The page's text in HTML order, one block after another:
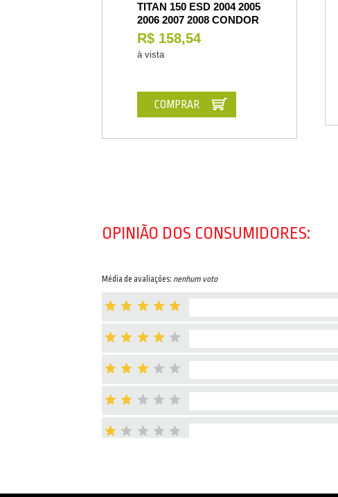
TITAN 150 ESD 2004 2005
2006 2007 2008 CONDOR
R$ 158,54
à vista
COMPRAR
OPINIÃO DOS CONSUMIDORES:
Média de avaliações: nenhum voto